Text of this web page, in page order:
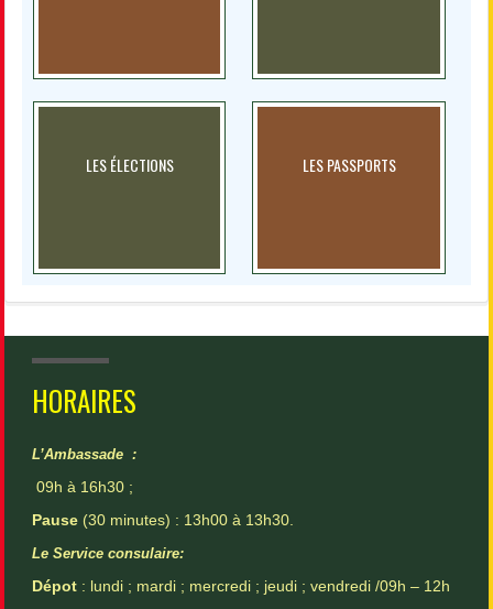
LES ÉLECTIONS LES PASSPORTS
HORAIRES
L’Ambassade :
09h à 16h30 ;
Pause (30 minutes) : 13h00 à 13h30.
Le Service consulaire:
Dépot : lundi ; mardi ; mercredi ; jeudi ; vendredi /09h – 12h